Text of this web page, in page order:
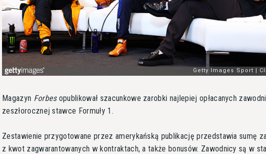
Magazyn Forbesopublikował szacunkowe zarobki najlepiej opłacanych
zeszłorocznej stawce Formuły 1.
Zestawienie przygotowane przez amerykańską publikację przedstawia sumę
z kwot zagwarantowanych w kontraktach, a także bonusów. Zawodnicy są w